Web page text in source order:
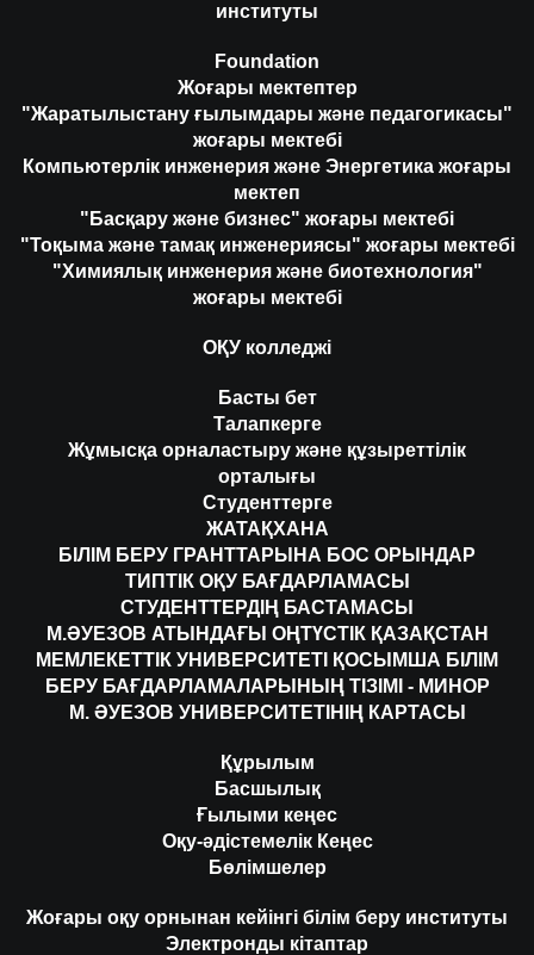
институты
Foundation
Жоғары мектептер
"Жаратылыстану ғылымдары және педагогикасы"
жоғары мектебі
Компьютерлік инженерия және Энергетика жоғары
мектеп
"Басқару және бизнес" жоғары мектебі
"Тоқыма және тамақ инженериясы" жоғары мектебі
"Химиялық инженерия және биотехнология"
жоғары мектебі
ОҚУ колледжі
Басты бет
Талапкерге
Жұмысқа орналастыру және құзыреттілік
орталығы
Студенттерге
ЖАТАҚХАНА
БІЛІМ БЕРУ ГРАНТТАРЫНА БОС ОРЫНДАР
ТИПТІК ОҚУ БАҒДАРЛАМАСЫ
СТУДЕНТТЕРДІҢ БАСТАМАСЫ
М.ӘУЕЗОВ АТЫНДАҒЫ ОҢТҮСТІК ҚАЗАҚСТАН
МЕМЛЕКЕТТІК УНИВЕРСИТЕТІ ҚОСЫМША БІЛІМ
БЕРУ БАҒДАРЛАМАЛАРЫНЫҢ ТІЗІМІ - МИНОР
М. ӘУЕЗОВ УНИВЕРСИТЕТІНІҢ КАРТАСЫ
Құрылым
Басшылық
Ғылыми кеңес
Оқу-әдістемелік Кеңес
Бөлімшелер
Жоғары оқу орнынан кейінгі білім беру институты
Электронды кітаптар